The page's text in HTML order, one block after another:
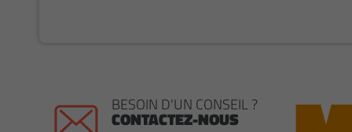
BESOIN D'UN CONSEIL ?
CONTACTEZ-NOUS